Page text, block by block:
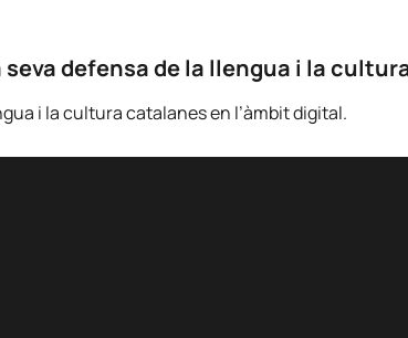
defensa de la llengua i la
i la cultura catalanes en l’àmbit digital.